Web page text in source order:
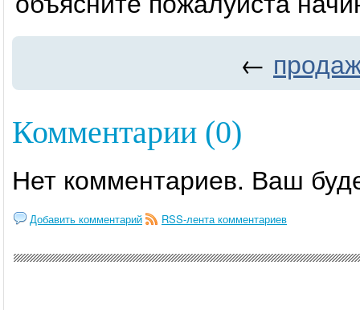
←
Комментарии (0)
Нет комментариев. Ваш
Добавить комментарий RSS-лента комментариев